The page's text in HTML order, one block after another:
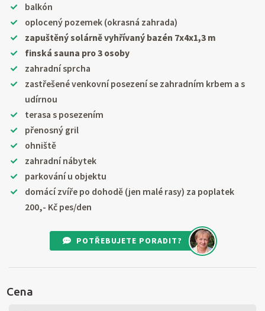
balkón
oplocený pozemek (okrasná zahrada)
zapuštěný solárně vyhřívaný bazén 7x4x1,3 m
finská sauna pro 3 osoby
zahradní sprcha
zastřešené venkovní posezení se zahradním krbem a s
udírnou
terasa s posezením
přenosný gril
ohniště
zahradní nábytek
parkování u objektu
domácí zvíře po dohodě (jen malé rasy) za poplatek
200,- Kč pes/den
POTŘEBUJETE PORADIT?
Cena